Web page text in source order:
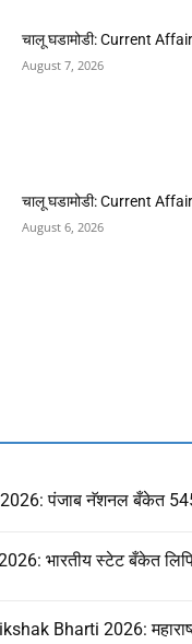
चालू घडामोडी: Current
August 7, 2026
चालू घडामोडी: Current
August 6, 2026
पंजाब नॅशनल बँकेत 545
भारतीय स्टेट बँकेत
Bharti 2026: